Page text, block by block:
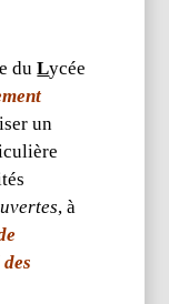
duLycée
un
, à